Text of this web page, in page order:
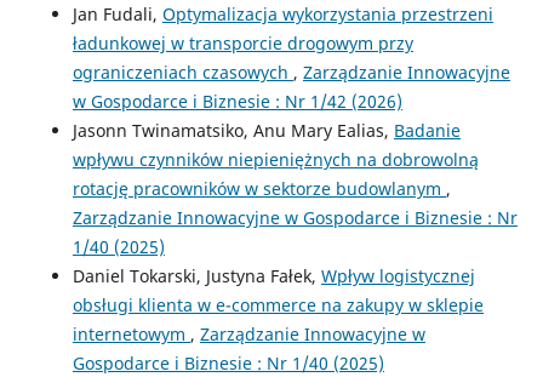
Jan Fudali, Optymalizacja wykorzystania przestrzeni
ładunkowej w transporcie drogowym przy
ograniczeniach czasowych , Zarządzanie Innowacyjne
w Gospodarce i Biznesie : Nr 1/42 (2026)
Jasonn Twinamatsiko, Anu Mary Ealias, Badanie
wpływu czynników niepieniężnych na dobrowolną
rotację pracowników w sektorze budowlanym ,
Zarządzanie Innowacyjne w Gospodarce i Biznesie : Nr
1/40 (2025)
Daniel Tokarski, Justyna Fałek, Wpływ logistycznej
obsługi klienta w e-commerce na zakupy w sklepie
internetowym , Zarządzanie Innowacyjne w
Gospodarce i Biznesie : Nr 1/40 (2025)